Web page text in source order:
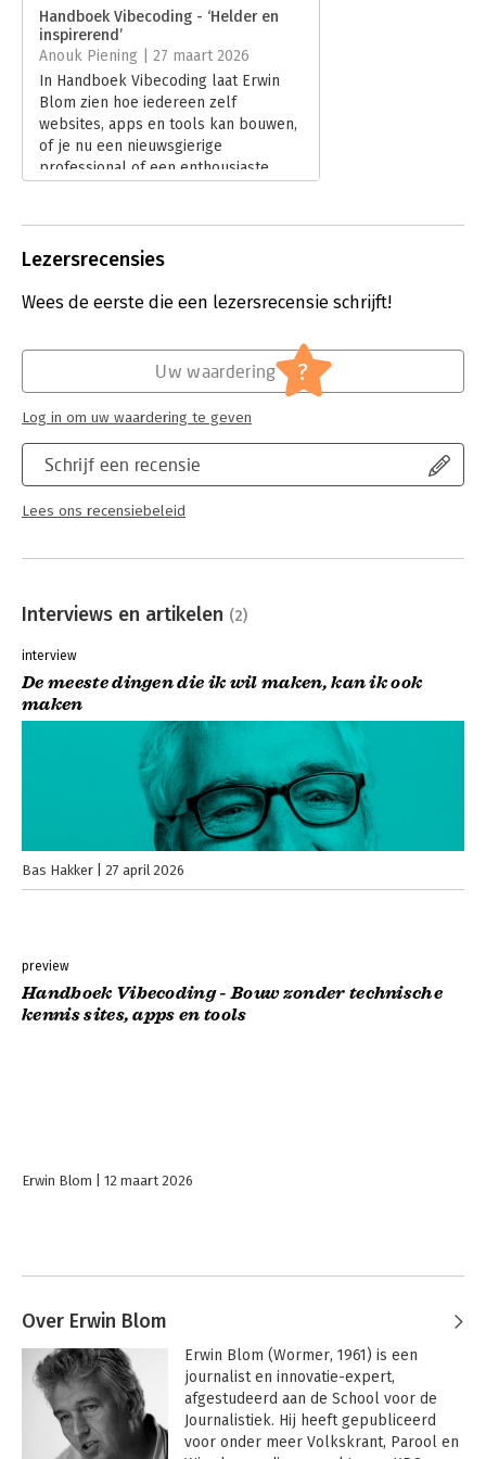
Verschijningsdatum:
25-2-2026
Hoofdrubriek: IT-management / ICT
Handboek Vibecoding - ‘Helder en
inspirerend’
Anouk Piening | 27 maart 2026
In Handboek Vibecoding laat Erwin
Blom zien hoe iedereen zelf
websites, apps en tools kan bouwen,
of je nu een nieuwsgierige
professional of een enthousiaste
verlaagt.
Lezersrecensies
Wees de eerste die een lezersrecensie schrijft!
Schrijf een recensie
Lees ons recensiebeleid
Uw waardering ?
Log in om uw waardering te geven
Interviews en artikelen (2)
interview
De meeste dingen die ik wil maken, kan ik ook
maken
Bas Hakker 27 april 2026
preview
Handboek Vibecoding - Bouw zonder technische
kennis sites, apps en tools
Erwin Blom 12 maart 2026
Over Erwin Blom
Erwin Blom (Wormer, 1961) is een
journalist en innovatie-expert,
afgestudeerd aan de School voor de
Journalistiek. Hij heeft gepubliceerd
voor onder meer Volkskrant, Parool en